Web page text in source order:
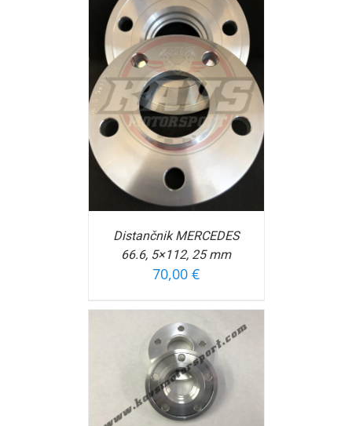
Distančnik MERCEDES
66.6, 5×112, 25 mm
70,00 €